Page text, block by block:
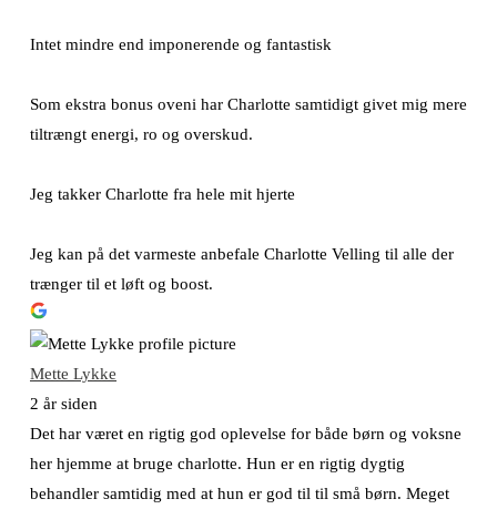
Intet mindre end imponerende og fantastisk
Som ekstra bonus oveni har Charlotte samtidigt givet mig mere
tiltrængt energi, ro og overskud.
Jeg takker Charlotte fra hele mit hjerte
Jeg kan på det varmeste anbefale Charlotte Velling til alle der
trænger til et løft og boost.
Mette Lykke
2 år siden
Det har været en rigtig god oplevelse for både børn og voksne
her hjemme at bruge charlotte. Hun er en rigtig dygtig
behandler samtidig med at hun er god til til små børn. Meget